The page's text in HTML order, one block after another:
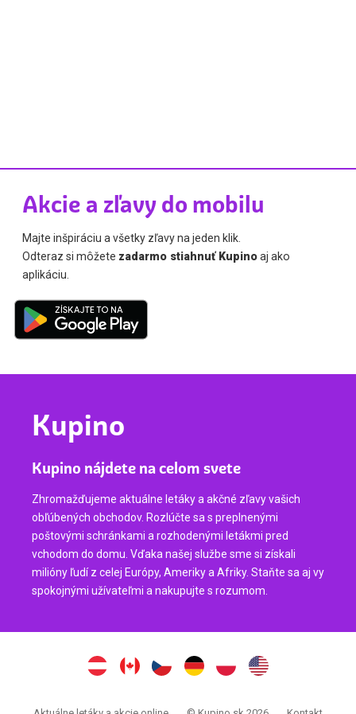
Akcie a zľavy do mobilu
Majte inšpiráciu a všetky zľavy na jeden klik.
Odteraz si môžete zadarmo stiahnuť Kupinoaj ako
aplikáciu.
Kupino
Kupino nájdete na celom svete
Zhromažďujeme aktuálne letáky a akčné zľavy vašich
obľúbených obchodov. Rozlúčte sa s preplnenými
poštovými schránkami a rozhodenými letákmi pred
vchodom do domu. Vďaka našej službe sme si získali
milióny ľudí z celej Európy, Ameriky a Afriky. Staňte sa aj vy
spokojnými užívateľmi a nakupujte s rozumom.